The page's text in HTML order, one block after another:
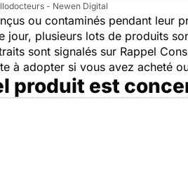
- Newen Digital
ou contaminés pendant leur
jour, plusieurs lots de produits
sont signalés sur Rappel
à adopter si vous avez acheté
produit est